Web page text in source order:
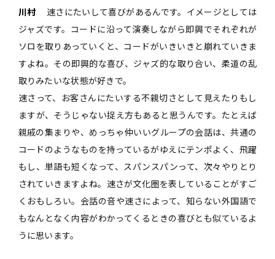
川村速さにたいして喜びがあるんです。イメージとしては
ジャズです。コードに沿って演奏しながら即興でそれぞれが
ソロを取りあっていくと、コードがいきいきと崩れていきま
すよね。その即興的な喜び、ジャズ的な取り合い、柔道の乱
取りみたいな状態が好きで。
速さって、お客さんにたいする不親切さとして見えたりもし
ますが、そうじゃない捉え方もあると思うんです。たとえば
親戚の集まりや、めっちゃ仲いいグループの会話は、共通の
コードのようなものを持っているがゆえにテンポよく、飛躍
もし、単語も短くなって、スパンスパンって、次々やりとり
されていきますよね。速さが文化圏を表していることがすご
くおもしろい。会話の音や速さによって、知らない外国語で
もなんとなく内容がわかってくるときの喜びとも似ているよ
うに思います。